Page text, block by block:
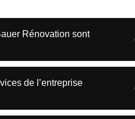
Rénovation sont
de l’entreprise